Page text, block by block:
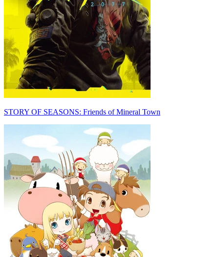
STORY OF SEASONS: Friends of Mineral Town